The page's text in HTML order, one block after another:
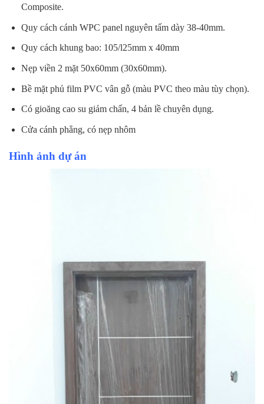
Composite.
Quy cách cánh WPC panel nguyên tấm dày 38-40mm.
Quy cách khung bao: 105/l25mm x 40mm
Nẹp viền 2 mặt 50x60mm (30x60mm).
Bề mặt phủ film PVC vân gỗ (màu PVC theo màu tùy chọn).
Có gioăng cao su giảm chấn, 4 bản lề chuyên dụng.
Cửa cánh phẳng, có nẹp nhôm
Hình ảnh dự án